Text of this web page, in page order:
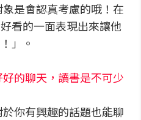
是會認真考慮的哦！在
看的一面表現出來讓他
」。
的聊天，讀書是不可少
你有興趣的話題也能聊